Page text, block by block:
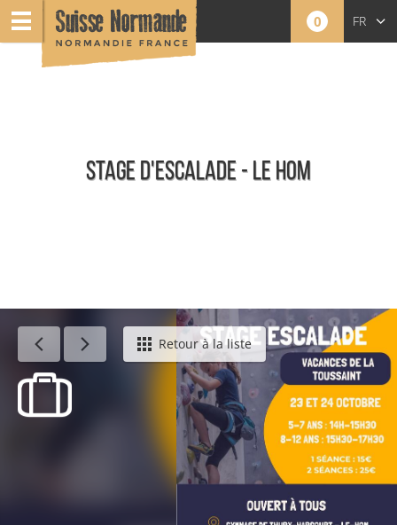
0 FR
STAGE D'ESCALADE - LE HOM
Événements Retour à la liste